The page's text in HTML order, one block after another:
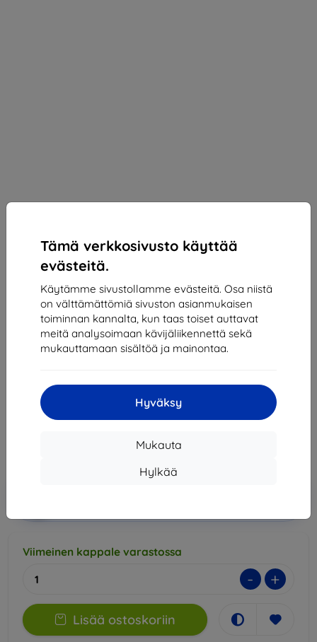
Tämä verkkosivusto käyttää
evästeitä.
Käytämme sivustollamme evästeitä. Osa niistä
on välttämättömiä sivuston asianmukaisen
toiminnan kannalta, kun taas toiset auttavat
meitä analysoimaan kävijäliikennettä sekä
mukauttamaan sisältöä ja mainontaa.
Hyväksy
Mukauta
Hylkää
3mk Silky Matt Privacy Protective film for Infinix
Note 40 Pro
16,90 €
14,31 €
Viimeinen kappale varastossa
- +
Lisää ostoskoriin